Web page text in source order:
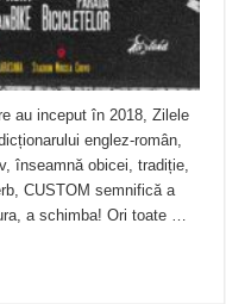
au inceput în 2018, Zilele
englez-român,
înseamnă obicei, tradiție,
CUSTOM semnifică a
a schimba! Ori toate …